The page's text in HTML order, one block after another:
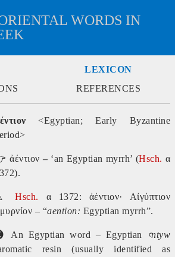
WORDS IN
LEXICON
REFERENCES
<Egyptian; Early Byzantine
ἀέντιον – ‘an Egyptian myrrh’ (Hsch. α
Hsch.
α 1372: ἀέντιον· Αἰγύπτιον
– “aention: Egyptian myrrh”.
An Egyptian word – Egyptian
ꜥntyw
resin (usually identified as